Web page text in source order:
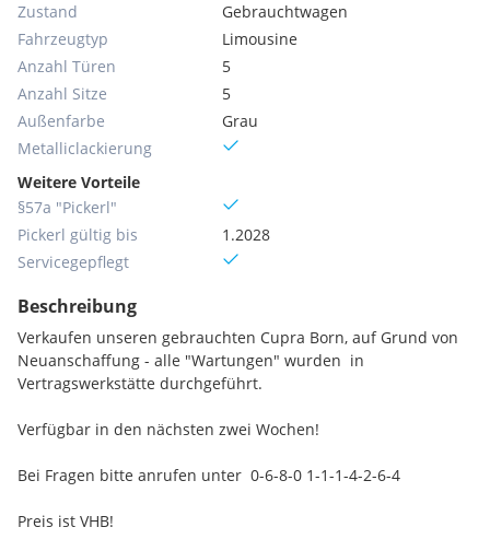
Zustand
Gebrauchtwagen
Fahrzeugtyp
Limousine
Anzahl Türen
5
Anzahl Sitze
5
Außenfarbe
Grau
Metallic­lackierung
Weitere Vorteile
§57a "Pickerl"
Pickerl gültig bis
1.2028
Servicegepflegt
Beschreibung
Verkaufen unseren gebrauchten Cupra Born, auf Grund von
Neuanschaffung - alle "Wartungen" wurden in
Vertragswerkstätte durchgeführt.
Verfügbar in den nächsten zwei Wochen!
Bei Fragen bitte anrufen unter 0-6-8-0 1-1-1-4-2-6-4
Preis ist VHB!